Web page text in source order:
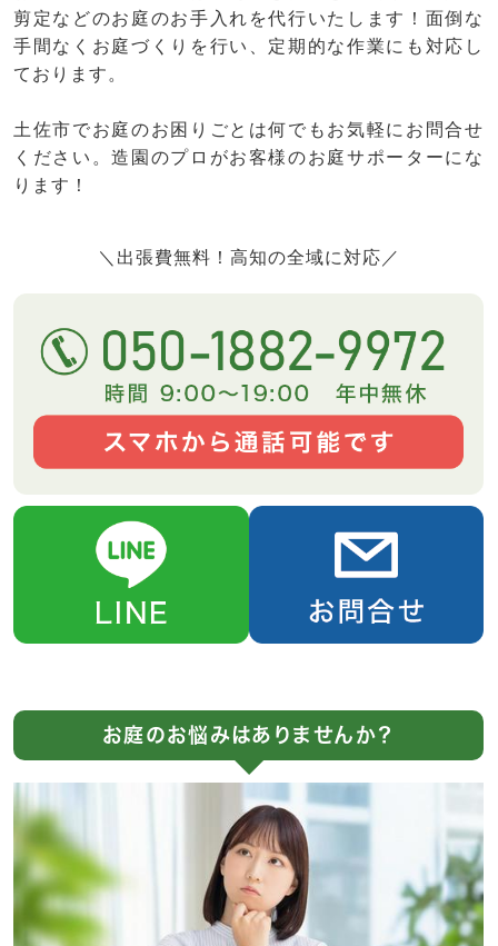
剪定などのお庭のお手入れを代行いたします！面倒な
手間なくお庭づくりを行い、定期的な作業にも対応し
ております。
土佐市でお庭のお困りごとは何でもお気軽にお問合せ
ください。造園のプロがお客様のお庭サポーターにな
ります！
＼出張費無料！高知の全域に対応／
お庭のお悩みはありませんか？